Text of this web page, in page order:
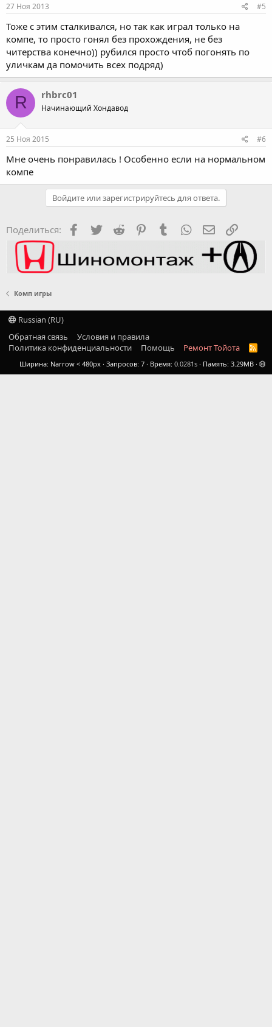
27 Ноя 2013 #5
Тоже с этим сталкивался, но так как играл только на
компе, то просто гонял без прохождения, не без
читерства конечно)) рубился просто чтоб погонять по
уличкам да помочить всех подряд)
R rhbrc01
Начинающий Хондавод
25 Ноя 2015 #6
Мне очень понравилась ! Особенно если на нормальном
компе
Войдите или зарегистрируйтесь для ответа.
Поделиться: Facebook
TwitterReddit PinterestTumblr WhatsApp Ссылка
Комп игры
Russian (RU)
Обратная связь
Условия и правила
Политика конфиденциальности
Помощь Ремонт Тойота
R
S
S
Ширина Запросов 7 Время 0.0281s Память 3.29MB